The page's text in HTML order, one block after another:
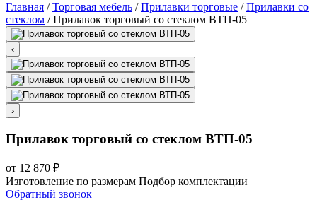
Главная / Торговая мебель / Прилавки торговые / Прилавки со
стеклом / Прилавок торговый со стеклом ВТП-05
‹
›
Прилавок торговый со стеклом ВТП-05
от 12 870 ₽
Изготовление по размерам Подбор комплектации
Обратный звонок